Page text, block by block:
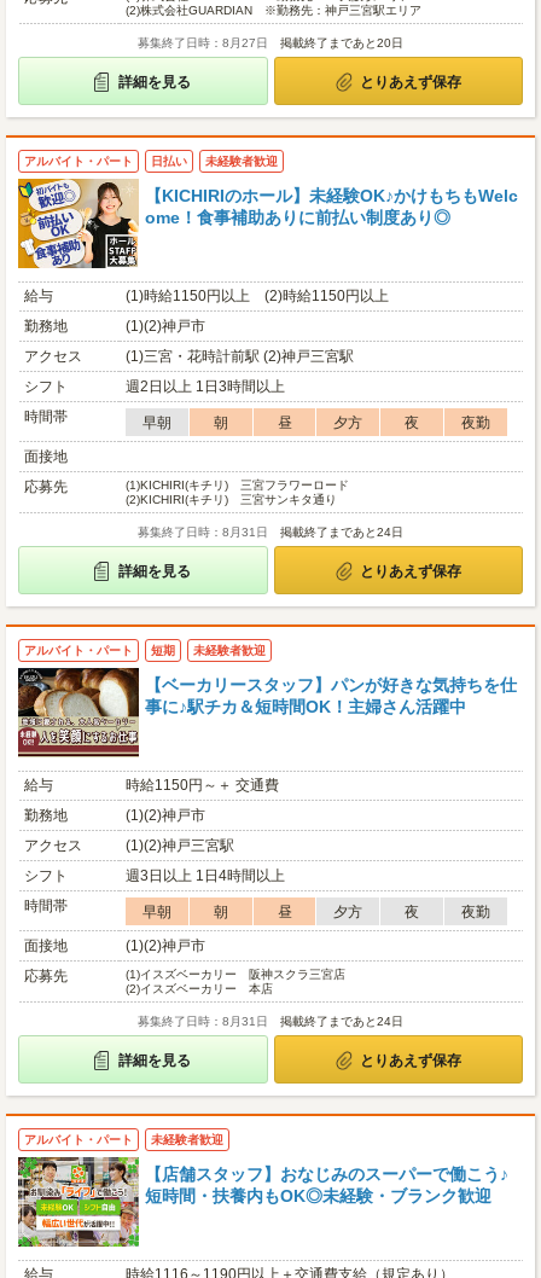
(2)株式会社GUARDIAN ※勤務先：神戸三宮駅エリア
募集終了日時：8月27日 掲載終了まであと20日
詳細を見る とりあえず保存
アルバイト・パート 日払い 未経験者歓迎
【KICHIRIのホール】未経験OK♪かけもちもWelc
ome！食事補助ありに前払い制度あり◎
給与
(1)時給1150円以上 (2)時給1150円以上
勤務地
(1)(2)神戸市
アクセス
(1)三宮・花時計前駅 (2)神戸三宮駅
シフト
週2日以上 1日3時間以上
時間帯
早朝 朝 昼 夕方 夜
夜勤
面接地
応募先
(1)KICHIRI(キチリ) 三宮フラワーロード
(2)KICHIRI(キチリ) 三宮サンキタ通り
募集終了日時：8月31日 掲載終了まであと24日
詳細を見る とりあえず保存
アルバイト・パート 短期 未経験者歓迎
【ベーカリースタッフ】パンが好きな気持ちを仕
事に♪駅チカ＆短時間OK！主婦さん活躍中
給与
時給1150円～＋ 交通費
勤務地
(1)(2)神戸市
アクセス
(1)(2)神戸三宮駅
シフト
週3日以上 1日4時間以上
時間帯
早朝 朝 昼 夕方 夜
夜勤
面接地
(1)(2)神戸市
応募先
(1)イスズベーカリー 阪神スクラ三宮店
(2)イスズベーカリー 本店
募集終了日時：8月31日 掲載終了まであと24日
詳細を見る とりあえず保存
アルバイト・パート 未経験者歓迎
【店舗スタッフ】おなじみのスーパーで働こう♪
短時間・扶養内もOK◎未経験・ブランク歓迎
給与
時給1116～1190円以上＋交通費支給（規定あり）